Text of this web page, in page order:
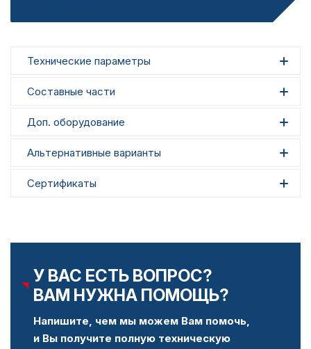
Технические параметры
Составные части
Доп. оборудование
Альтернативные варианты
Сертификаты
У ВАС ЕСТЬ ВОПРОС?
ВАМ НУЖНА ПОМОЩЬ?
Напишите, чем мы можем Вам помочь,
и Вы получите полную техническую